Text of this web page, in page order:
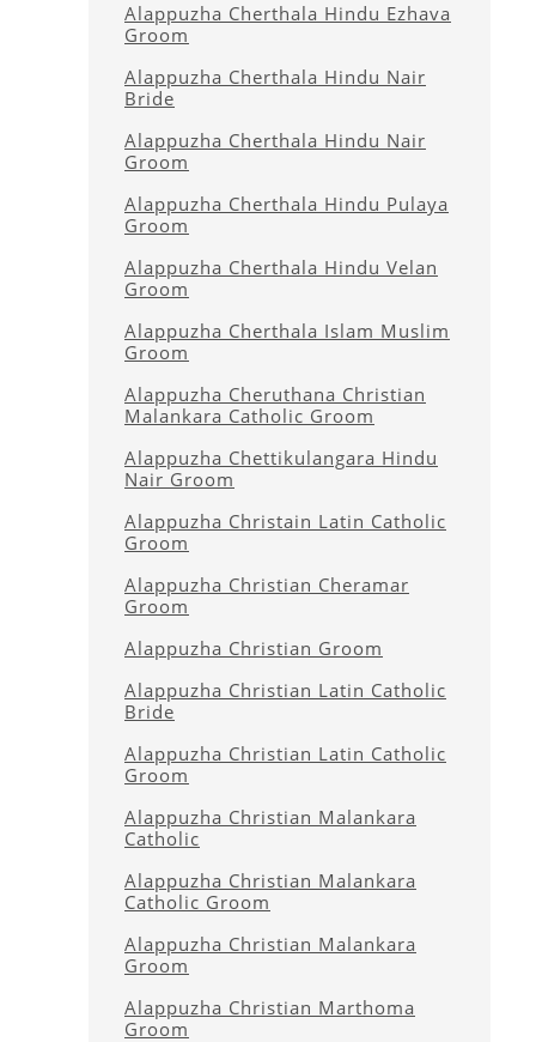
Alappuzha Cherthala Hindu Ezhava
Groom
Alappuzha Cherthala Hindu Nair
Bride
Alappuzha Cherthala Hindu Nair
Groom
Alappuzha Cherthala Hindu Pulaya
Groom
Alappuzha Cherthala Hindu Velan
Groom
Alappuzha Cherthala Islam Muslim
Groom
Alappuzha Cheruthana Christian
Malankara Catholic Groom
Alappuzha Chettikulangara Hindu
Nair Groom
Alappuzha Christain Latin Catholic
Groom
Alappuzha Christian Cheramar
Groom
Alappuzha Christian Groom
Alappuzha Christian Latin Catholic
Bride
Alappuzha Christian Latin Catholic
Groom
Alappuzha Christian Malankara
Catholic
Alappuzha Christian Malankara
Catholic Groom
Alappuzha Christian Malankara
Groom
Alappuzha Christian Marthoma
Groom